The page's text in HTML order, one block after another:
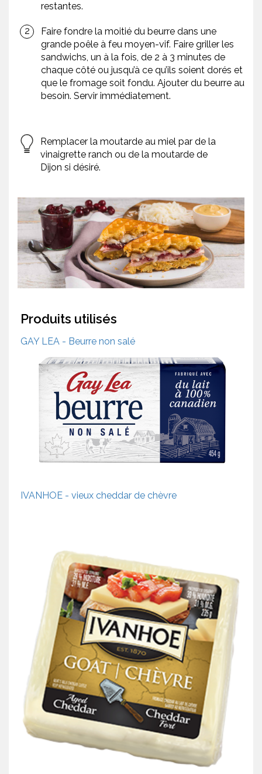
restantes.
Faire fondre la moitié du beurre dans une
grande poêle à feu moyen-vif. Faire griller les
sandwichs, un à la fois, de 2 à 3 minutes de
chaque côté ou jusqu’à ce qu’ils soient dorés et
que le fromage soit fondu. Ajouter du beurre au
besoin. Servir immédiatement.
Remplacer la moutarde au miel par de la
vinaigrette ranch ou de la moutarde de
Dijon si désiré.
Produits utilisés
GAY LEA - Beurre non salé
IVANHOE - vieux cheddar de chèvre